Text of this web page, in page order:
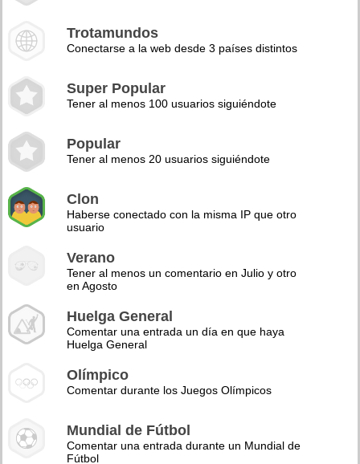
Trotamundos
Conectarse a la web desde 3 países distintos
Super Popular
Tener al menos 100 usuarios siguiéndote
Popular
Tener al menos 20 usuarios siguiéndote
Clon
Haberse conectado con la misma IP que otro
usuario
Verano
Tener al menos un comentario en Julio y otro
en Agosto
Huelga General
Comentar una entrada un día en que haya
Huelga General
Olímpico
Comentar durante los Juegos Olímpicos
Mundial de Fútbol
Comentar una entrada durante un Mundial de
Fútbol